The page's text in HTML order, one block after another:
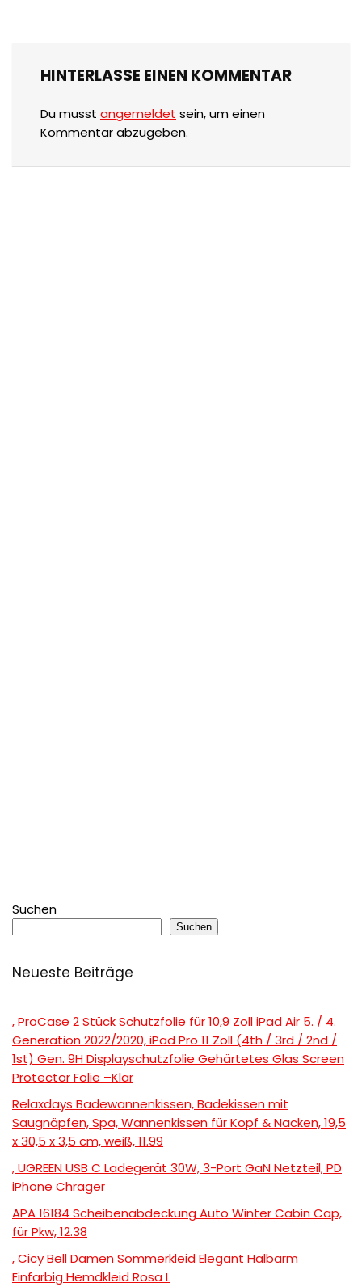
HINTERLASSE EINEN KOMMENTAR
Du musst angemeldet sein, um einen
Kommentar abzugeben.
Suchen
Suchen
Neueste Beiträge
, ProCase 2 Stück Schutzfolie für 10,9 Zoll iPad Air 5. / 4.
Generation 2022/2020, iPad Pro 11 Zoll (4th / 3rd / 2nd /
1st) Gen. 9H Displayschutzfolie Gehärtetes Glas Screen
Protector Folie –Klar
Relaxdays Badewannenkissen, Badekissen mit
Saugnäpfen, Spa, Wannenkissen für Kopf & Nacken, 19,5
x 30,5 x 3,5 cm, weiß, 11.99
, UGREEN USB C Ladegerät 30W, 3-Port GaN Netzteil, PD
iPhone Chrager
APA 16184 Scheibenabdeckung Auto Winter Cabin Cap,
für Pkw, 12.38
, Cicy Bell Damen Sommerkleid Elegant Halbarm
Einfarbig Hemdkleid Rosa L